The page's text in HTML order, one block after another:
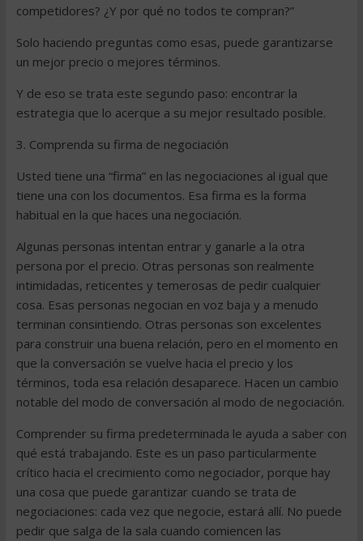
competidores? ¿Y por qué no todos te compran?”
Solo haciendo preguntas como esas, puede garantizarse
un mejor precio o mejores términos.
Y de eso se trata este segundo paso: encontrar la
estrategia que lo acerque a su mejor resultado posible.
3. Comprenda su firma de negociación
Usted tiene una “firma” en las negociaciones al igual que
tiene una con los documentos. Esa firma es la forma
habitual en la que haces una negociación.
Algunas personas intentan entrar y ganarle a la otra
persona por el precio. Otras personas son realmente
intimidadas, reticentes y temerosas de pedir cualquier
cosa. Esas personas negocian en voz baja y a menudo
terminan consintiendo. Otras personas son excelentes
para construir una buena relación, pero en el momento en
que la conversación se vuelve hacia el precio y los
términos, toda esa relación desaparece. Hacen un cambio
notable del modo de conversación al modo de negociación.
Comprender su firma predeterminada le ayuda a saber con
qué está trabajando. Este es un paso particularmente
crítico hacia el crecimiento como negociador, porque hay
una cosa que puede garantizar cuando se trata de
negociaciones: cada vez que negocie, estará allí. No puede
pedir que salga de la sala cuando comiencen las